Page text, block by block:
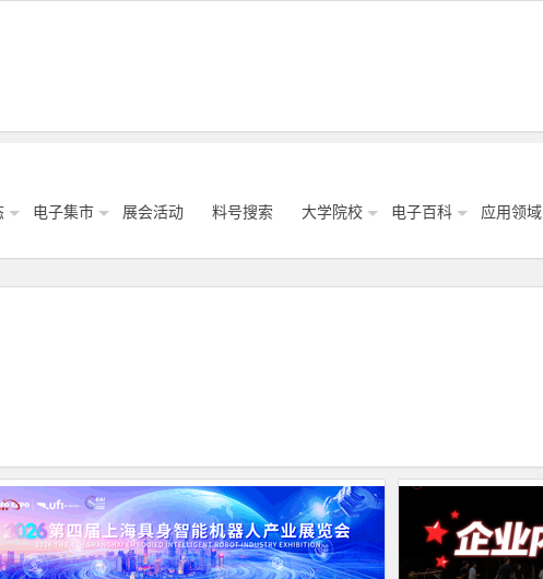
电子集市 展会活动 料号搜索 大学院校 电子百科 应用领域